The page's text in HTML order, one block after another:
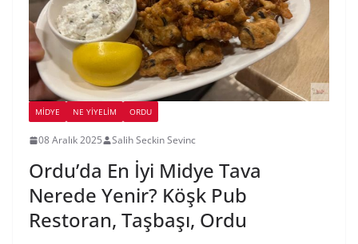
MIDYE NE YİYELİM ORDU
08 Aralık 2025 Salih Seckin Sevinc
Ordu’da En İyi Midye Tava
Nerede Yenir? Köşk Pub
Restoran, Taşbaşı, Ordu